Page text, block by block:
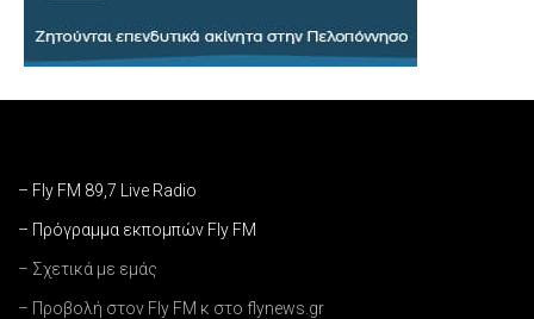
– Fly FM 89,7 Live Radio
– Πρόγραμμα εκπομπών Fly FM
– Σχετικά με εμάς
– Προβολή στον Fly FM κ στο flynews.gr